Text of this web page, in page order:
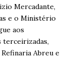
Mercadante,
e o Ministério
aos
terceirizadas,
Abreu e